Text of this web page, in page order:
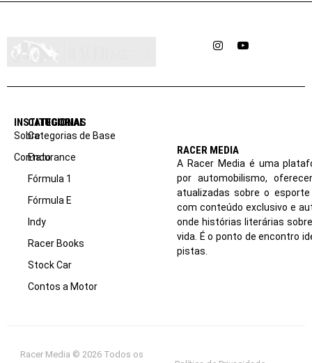
InstagramYouTube
INSTITUCIONAL
Sobre
Contato
CATEGORIAS
Categorias de Base
Endurance
Fórmula 1
Fórmula E
Indy
Racer Books
Stock Car
Contos a Motor
RACER MEDIA
A Racer Media é uma
por automobilismo,
atualizadas sobre o
com conteúdo exclusivo e
onde histórias literárias
vida. É o ponto de encontro
pistas.
Racer Media © 2026 Todos os